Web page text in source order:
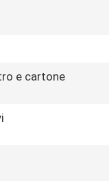
e cartone